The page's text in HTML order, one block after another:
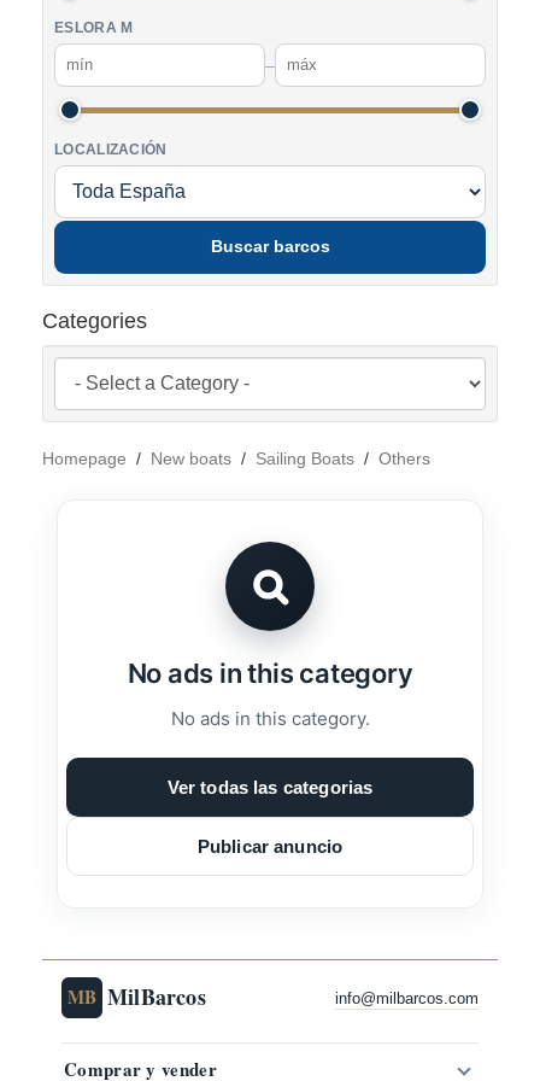
ESLORA M
–
LOCALIZACIÓN
Buscar barcos
Categories
Homepage / New boats / Sailing Boats / Others
No ads in this category
No ads in this category.
Ver todas las categorias
Publicar anuncio
MB MilBarcos info@milbarcos.com
Comprar y vender